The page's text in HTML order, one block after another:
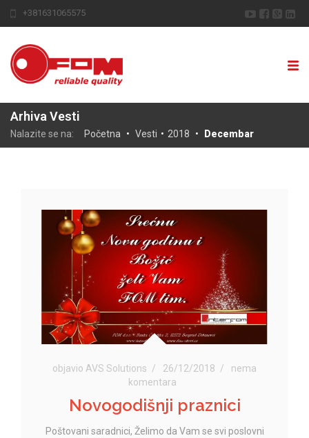
+381631065575
Arhiva Vesti
Nalazite se na: Početna • Vesti • 2018 • Decembar
objavio AVS Solutions 26/12/2018
nema
komentara
Novogodišnji praznici
Poštovani saradnici, Želimo da Vam se svi poslovni